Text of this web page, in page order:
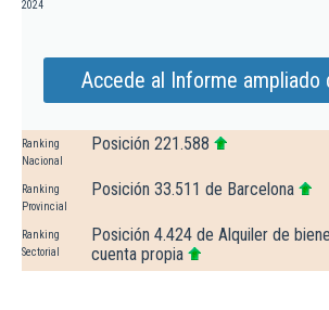
2024
Accede al Informe ampliado
Ranking
Nacional
Posición 221.588
Ranking
Provincial
Posición 33.511 de Barcelona
Ranking
Sectorial
Posición 4.424 de Alquiler de
cuenta propia